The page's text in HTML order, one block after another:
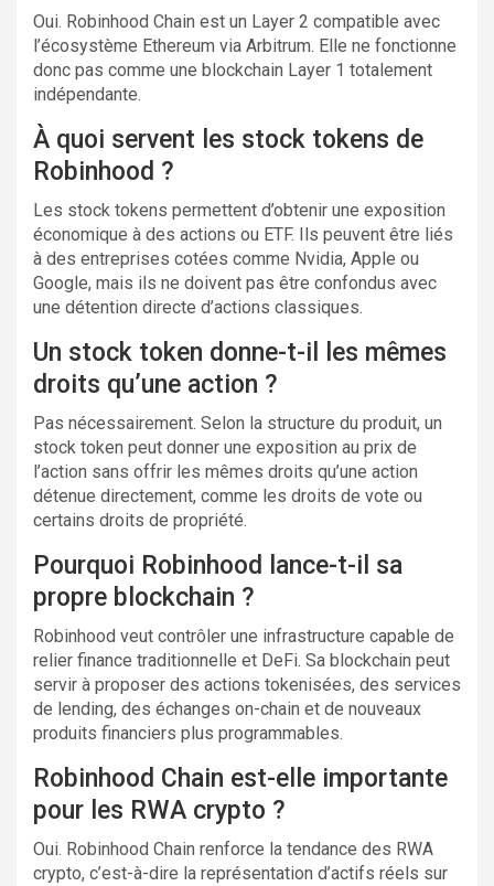
Oui. Robinhood Chain est un Layer 2 compatible avec
l’écosystème Ethereum via Arbitrum. Elle ne fonctionne
donc pas comme une blockchain Layer 1 totalement
indépendante.
À quoi servent les stock tokens de
Robinhood ?
Les stock tokens permettent d’obtenir une exposition
économique à des actions ou ETF. Ils peuvent être liés
à des entreprises cotées comme Nvidia, Apple ou
Google, mais ils ne doivent pas être confondus avec
une détention directe d’actions classiques.
Un stock token donne-t-il les mêmes
droits qu’une action ?
Pas nécessairement. Selon la structure du produit, un
stock token peut donner une exposition au prix de
l’action sans offrir les mêmes droits qu’une action
détenue directement, comme les droits de vote ou
certains droits de propriété.
Pourquoi Robinhood lance-t-il sa
propre blockchain ?
Robinhood veut contrôler une infrastructure capable de
relier finance traditionnelle et DeFi. Sa blockchain peut
servir à proposer des actions tokenisées, des services
de lending, des échanges on-chain et de nouveaux
produits financiers plus programmables.
Robinhood Chain est-elle importante
pour les RWA crypto ?
Oui. Robinhood Chain renforce la tendance des RWA
crypto, c’est-à-dire la représentation d’actifs réels sur